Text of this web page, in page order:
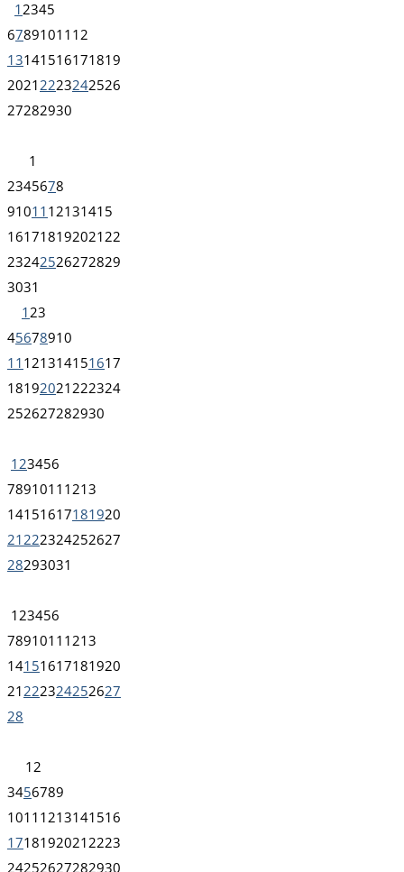
1 2345
67891011 12
13141516171819
2021 2223242526
27282930
1
2345678
91011 12131415
161718192021 22
23242526272829
3031
1 23
45678910
11 121314151617
18192021 222324
252627282930
1 23456
7891011 1213
14151617181920
21 222324252627
28293031
1 23456
7891011 1213
14151617181920
21 222324252627
28
1 2
3456789
1011 1213141516
1718192021 2223
24252627282930